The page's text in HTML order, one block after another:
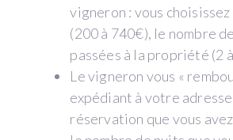
vigneron : vous
(200 à 740€), le nombre
passées à la propriété (2
Le vigneron vous «
expédiant à votre
réservation que vous